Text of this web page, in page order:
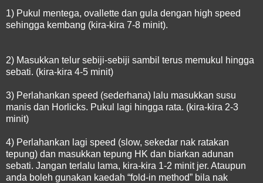
1) Pukul mentega, ovallette dan gula dengan high speed
sehingga kembang (kira-kira 7-8 minit).
2) Masukkan telur sebiji-sebiji sambil terus memukul hingga
sebati. (kira-kira 4-5 minit)
3) Perlahankan speed (sederhana) lalu masukkan susu
manis dan Horlicks. Pukul lagi hingga rata. (kira-kira 2-3
minit)
4) Perlahankan lagi speed (slow, sekedar nak ratakan
tepung) dan masukkan tepung HK dan biarkan adunan
sebati. Jangan terlalu lama, kira-kira 1-2 minit jer. Ataupun
anda boleh gunakan kaedah “fold-in method” bila nak